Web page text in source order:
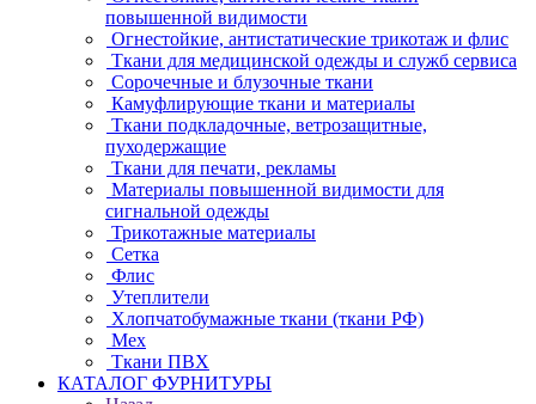
повышенной видимости
Огнестойкие, антистатические трикотаж и флис
Ткани для медицинской одежды и служб сервиса
Сорочечные и блузочные ткани
Камуфлирующие ткани и материалы
Ткани подкладочные, ветрозащитные,
пуходержащие
Ткани для печати, рекламы
Материалы повышенной видимости для
сигнальной одежды
Трикотажные материалы
Сетка
Флис
Утеплители
Хлопчатобумажные ткани (ткани РФ)
Мех
Ткани ПВХ
КАТАЛОГ ФУРНИТУРЫ